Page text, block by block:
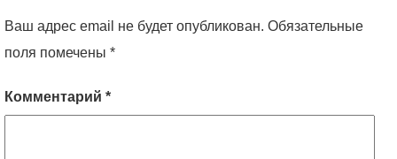
Ваш адрес email не будет опубликован. Обязательные
поля помечены *
Комментарий *